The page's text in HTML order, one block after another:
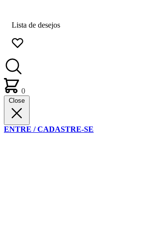
Lista de desejos
0
Close
ENTRE / CADASTRE-SE